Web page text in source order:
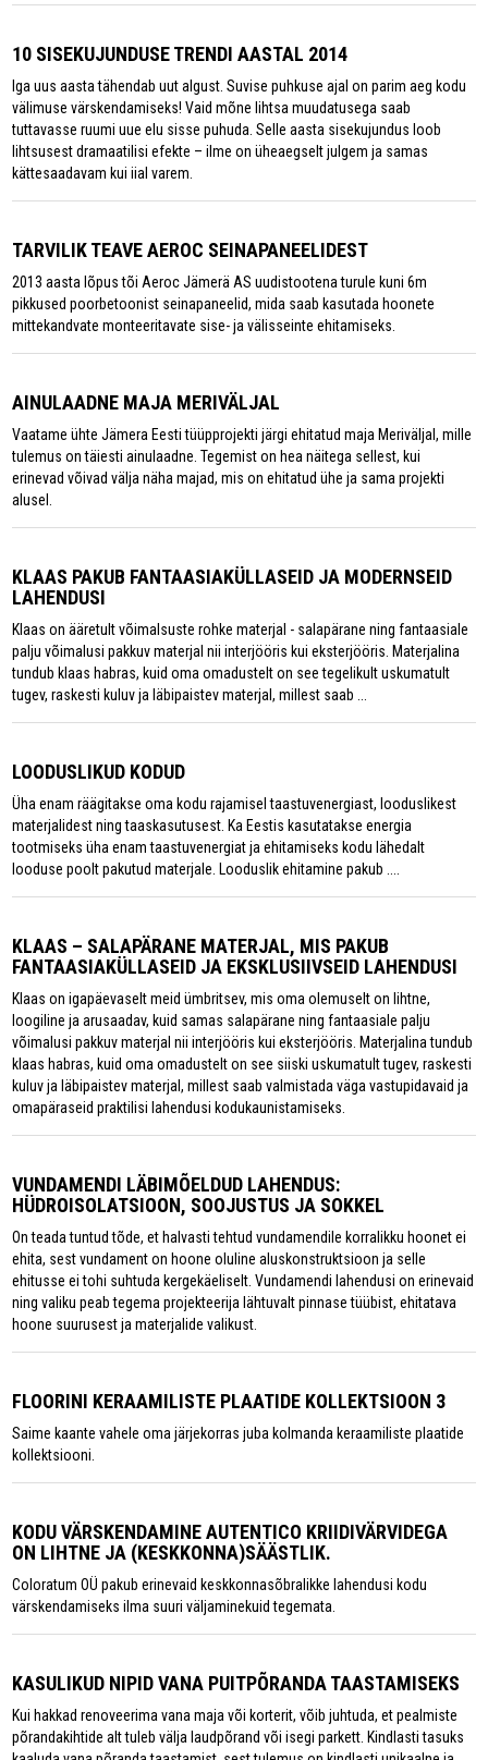
10 SISEKUJUNDUSE TRENDI AASTAL 2014
Iga uus aasta tähendab uut algust. Suvise puhkuse ajal on parim aeg kodu
välimuse värskendamiseks! Vaid mõne lihtsa muudatusega saab
tuttavasse ruumi uue elu sisse puhuda. Selle aasta sisekujundus loob
lihtsusest dramaatilisi efekte – ilme on üheaegselt julgem ja samas
kättesaadavam kui iial varem.
TARVILIK TEAVE AEROC SEINAPANEELIDEST
2013 aasta lõpus tõi Aeroc Jämerä AS uudistootena turule kuni 6m
pikkused poorbetoonist seinapaneelid, mida saab kasutada hoonete
mittekandvate monteeritavate sise- ja välisseinte ehitamiseks.
AINULAADNE MAJA MERIVÄLJAL
Vaatame ühte Jämera Eesti tüüpprojekti järgi ehitatud maja Meriväljal, mille
tulemus on täiesti ainulaadne. Tegemist on hea näitega sellest, kui
erinevad võivad välja näha majad, mis on ehitatud ühe ja sama projekti
alusel.
KLAAS PAKUB FANTAASIAKÜLLASEID JA MODERNSEID
LAHENDUSI
Klaas on ääretult võimalsuste rohke materjal - salapärane ning fantaasiale
palju võimalusi pakkuv materjal nii interjööris kui eksterjööris. Materjalina
tundub klaas habras, kuid oma omadustelt on see tegelikult uskumatult
tugev, raskesti kuluv ja läbipaistev materjal, millest saab ...
LOODUSLIKUD KODUD
Üha enam räägitakse oma kodu rajamisel taastuvenergiast, looduslikest
materjalidest ning taaskasutusest. Ka Eestis kasutatakse energia
tootmiseks üha enam taastuvenergiat ja ehitamiseks kodu lähedalt
looduse poolt pakutud materjale. Looduslik ehitamine pakub ....
KLAAS – SALAPÄRANE MATERJAL, MIS PAKUB
FANTAASIAKÜLLASEID JA EKSKLUSIIVSEID LAHENDUSI
Klaas on igapäevaselt meid ümbritsev, mis oma olemuselt on lihtne,
loogiline ja arusaadav, kuid samas salapärane ning fantaasiale palju
võimalusi pakkuv materjal nii interjööris kui eksterjööris. Materjalina tundub
klaas habras, kuid oma omadustelt on see siiski uskumatult tugev, raskesti
kuluv ja läbipaistev materjal, millest saab valmistada väga vastupidavaid ja
omapäraseid praktilisi lahendusi kodukaunistamiseks.
VUNDAMENDI LÄBIMÕELDUD LAHENDUS:
HÜDROISOLATSIOON, SOOJUSTUS JA SOKKEL
On teada tuntud tõde, et halvasti tehtud vundamendile korralikku hoonet ei
ehita, sest vundament on hoone oluline aluskonstruktsioon ja selle
ehitusse ei tohi suhtuda kergekäeliselt. Vundamendi lahendusi on erinevaid
ning valiku peab tegema projekteerija lähtuvalt pinnase tüübist, ehitatava
hoone suurusest ja materjalide valikust.
FLOORINI KERAAMILISTE PLAATIDE KOLLEKTSIOON 3
Saime kaante vahele oma järjekorras juba kolmanda keraamiliste plaatide
kollektsiooni.
KODU VÄRSKENDAMINE AUTENTICO KRIIDIVÄRVIDEGA
ON LIHTNE JA (KESKKONNA)SÄÄSTLIK.
Coloratum OÜ pakub erinevaid keskkonnasõbralikke lahendusi kodu
värskendamiseks ilma suuri väljaminekuid tegemata.
KASULIKUD NIPID VANA PUITPÕRANDA TAASTAMISEKS
Kui hakkad renoveerima vana maja või korterit, võib juhtuda, et pealmiste
põrandakihtide alt tuleb välja laudpõrand või isegi parkett. Kindlasti tasuks